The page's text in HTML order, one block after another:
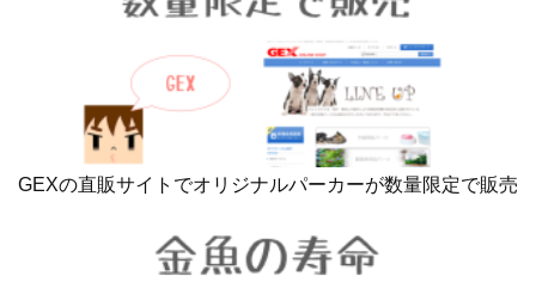
GEXの直販サイトでオリジナルパーカーが数量限定で販売